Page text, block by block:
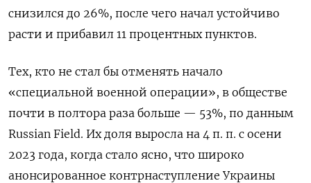
снизился до 26%, после чего начал устойчиво
расти и прибавил 11 процентных пунктов.
Тех, кто не стал бы отменять начало
«специальной военной операции», в обществе
почти в полтора раза больше — 53%, по данным
Russian Field. Их доля выросла на 4 п. п. с осени
2023 года, когда стало ясно, что широко
анонсированное контрнаступление Украины